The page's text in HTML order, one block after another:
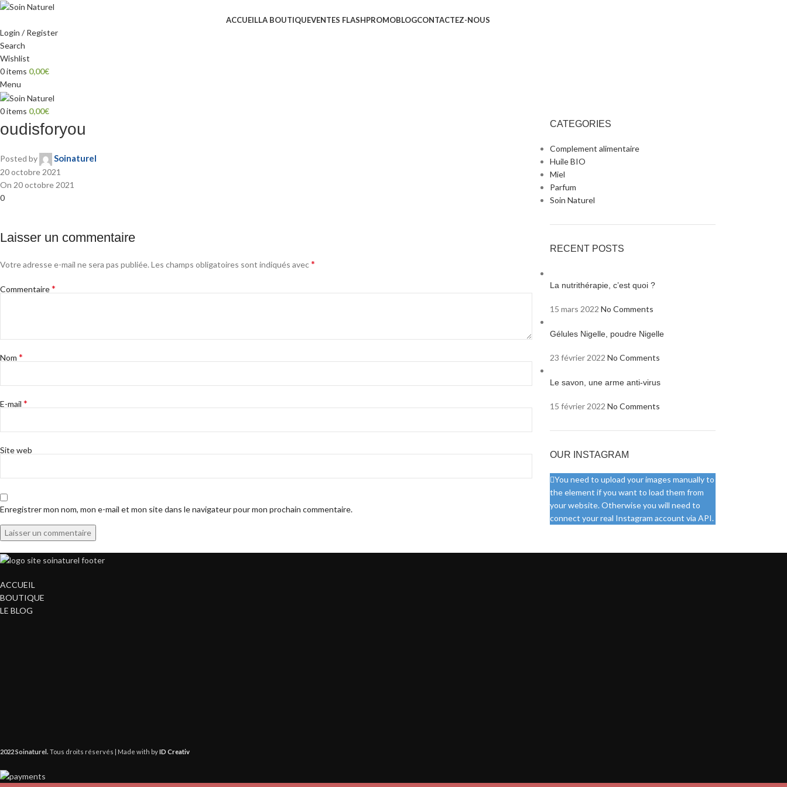
ACCUEILLA BOUTIQUEVENTES FLASHPROMOBLOGCONTACTEZ-NOUS
Login / Register
Search
Wishlist
0items 0,00€
Menu
0items 0,00€
oudisforyou
Posted by Soinaturel
20 octobre 2021
On 20 octobre 2021
0
Laisser un commentaire
Votre adresse e-mail ne sera pas publiée. Les champs obligatoires sont indiqués avec*
Commentaire*
Nom *
E-mail *
Site web
Enregistrer mon nom, mon e-mail et mon site dans le navigateur pour mon prochain commentaire.
CATEGORIES
Complement alimentaire
Huile BIO
Miel
Parfum
Soin Naturel
RECENT POSTS
La nutrithérapie, c’est quoi ?
15 mars 2022 No Comments
Gélules Nigelle, poudre Nigelle
23 février 2022 No Comments
Le savon, une arme anti-virus
15 février 2022 No Comments
OUR INSTAGRAM
You need to upload your images manually to
the element if you want to load them from
your website. Otherwise you will need to
connect your real Instagram account via API.
ACCUEIL
BOUTIQUE
LE BLOG
2022 Soinaturel. Tous droits réservés | Made with byID Creativ